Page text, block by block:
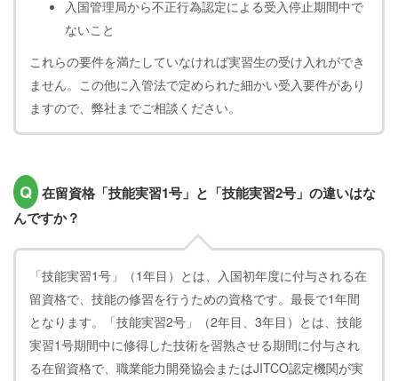
入国管理局から不正行為認定による受入停止期間中で
ないこと
これらの要件を満たしていなければ実習生の受け入れができ
ません。この他に入管法で定められた細かい受入要件があり
ますので、弊社までご相談ください。
Q 在留資格「技能実習1号」と「技能実習2号」の違いはな
んですか？
「技能実習1号」（1年目）とは、入国初年度に付与される在
留資格で、技能の修習を行うための資格です。最長で1年間
となります。「技能実習2号」（2年目、3年目）とは、技能
実習1号期間中に修得した技術を習熟させる期間に付与され
る在留資格で、職業能力開発協会またはJITCO認定機関が実